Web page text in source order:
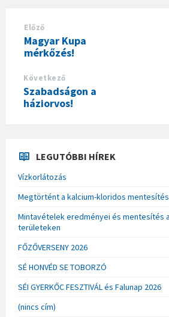
Előző
Magyar Kupa
mérkőzés!
Következő
Szabadságon a
háziorvos!
LEGUTÓBBI HÍREK
Vízkorlátozás
Megtörtént a kalcium-kloridos mentesítés
Mintavételek eredményei és mentesítés
területeken
FŐZŐVERSENY 2026
SÉ HONVÉD SE TOBORZÓ
SÉI GYERKŐC FESZTIVÁL és Falunap 2026
(nincs cím)